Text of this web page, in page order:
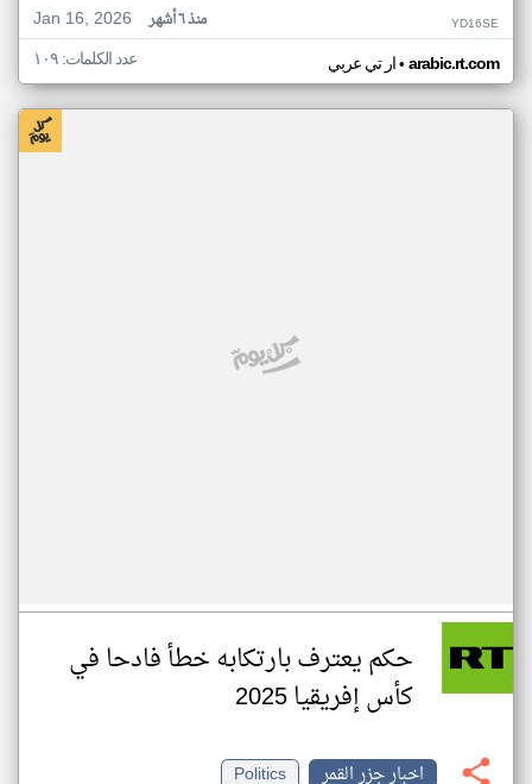
Jan 16, 2026
منذ ٦ أشهر YD16SE
ار تي عربي• arabic.rt.com عدد الكلمات: ١٠٩
حكم يعترف بارتكابه خطأ فادحا في
كأس إفريقيا 2025
اخبار جزر القمر
Politics